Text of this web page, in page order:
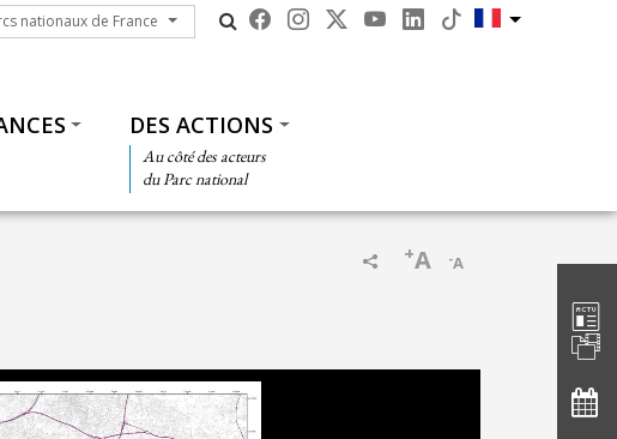
nationaux de France
nationaux de France
DES ACTIONS
Au côté des acteurs
du Parc national
-A
+A